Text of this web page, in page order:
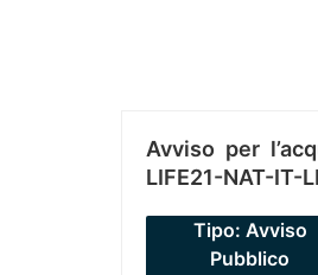
Avviso per
LIFE21-NAT-IT-
Tipo: Avviso
Pubblico